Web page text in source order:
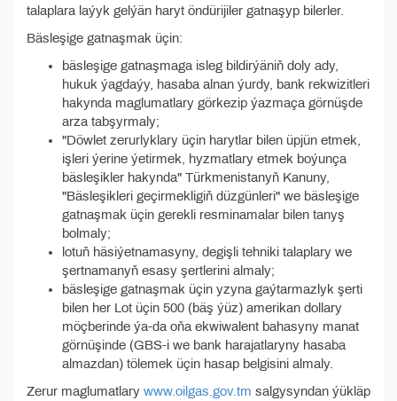
talaplara laýyk gelýän haryt öndürijiler gatnaşyp bilerler.
Bäsleşige gatnaşmak üçin:
bäsleşige gatnaşmaga isleg bildirýäniň doly ady,
hukuk ýagdaýy, hasaba alnan ýurdy, bank rekwizitleri
hakynda maglumatlary görkezip ýazmaça görnüşde
arza tabşyrmaly;
"Döwlet zerurlyklary üçin harytlar bilen üpjün etmek,
işleri ýerine ýetirmek, hyzmatlary etmek boýunça
bäsleşikler hakynda" Türkmenistanyň Kanuny,
"Bäsleşikleri geçirmekligiň düzgünleri" we bäsleşige
gatnaşmak üçin gerekli resminamalar bilen tanyş
bolmaly;
lotuň häsiýetnamasyny, degişli tehniki talaplary we
şertnamanyň esasy şertlerini almaly;
bäsleşige gatnaşmak üçin yzyna gaýtarmazlyk şerti
bilen her Lot üçin 500 (bäş ýüz) amerikan dollary
möçberinde ýa-da oňa ekwiwalent bahasyny manat
görnüşinde (GBS-i we bank harajatlaryny hasaba
almazdan) tölemek üçin hasap belgisini almaly.
Zerur maglumatlary www.oilgas.gov.tm salgysyndan ýükläp